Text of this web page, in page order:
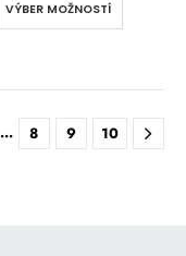
VÝBER MOŽNOSTÍ
… 8 9 10